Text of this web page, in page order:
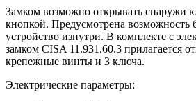
Замком возможно открывать снаружи
кнопкой. Предусмотрена возможность
устройство изнутри. В комплекте с
замком CISA 11.931.60.3 прилагается
крепежные винты и 3 ключа.
Электрические параметры: